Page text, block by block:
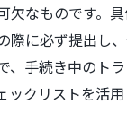
欠なものです。
際に必ず提出し
、手続き中のト
ックリストを活